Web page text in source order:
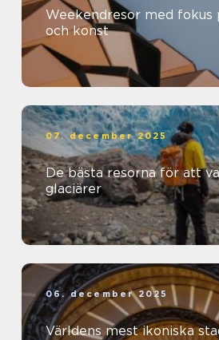
Weekendresor med
och konst
07. december 2025
De bästa resorna för att
glaciärer
06. december 2025
Världens mest ikoniska